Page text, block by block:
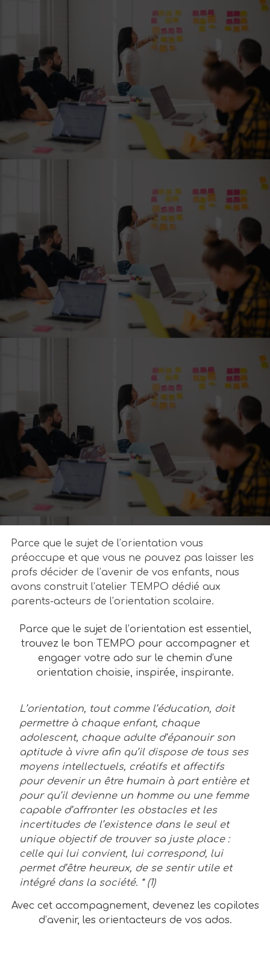
Parce que le sujet de l’orientation vous
préoccupe et que vous ne pouvez pas laisser les
profs décider de l’avenir de vos enfants, nous
avons construit l’atelier TEMPO dédié aux
parents-acteurs de l’orientation scolaire.
Parce que le sujet de l’orientation est essentiel,
trouvez le bon TEMPO pour accompagner et
engager votre ado sur le chemin d’une
orientation choisie, inspirée, inspirante.
L’orientation, tout comme l’éducation, doit
permettre à chaque enfant, chaque
adolescent, chaque adulte d’épanouir son
aptitude à vivre afin qu’il dispose de tous ses
moyens intellectuels, créatifs et affectifs
pour devenir un être humain à part entière et
pour qu’il devienne un homme ou une femme
capable d’affronter les obstacles et les
incertitudes de l’existence dans le seul et
unique objectif de trouver sa juste place :
celle qui lui convient, lui correspond, lui
permet d’être heureux, de se sentir utile et
intégré dans la société. * (1)
Avec cet accompagnement, devenez les copilotes
d’avenir, les orientacteurs de vos ados.